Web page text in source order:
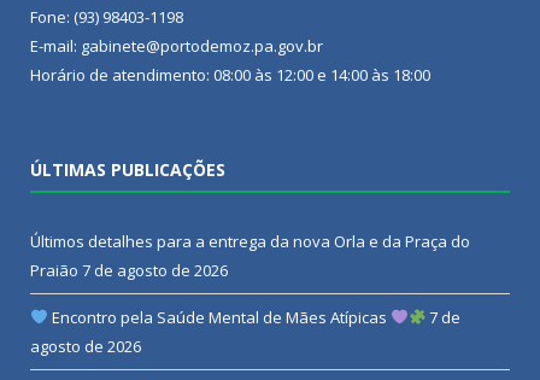
Fone: (93) 98403-1198
E-mail: gabinete@portodemoz.pa.gov.br
Horário de atendimento: 08:00 às 12:00 e 14:00 às 18:00
ÚLTIMAS PUBLICAÇÕES
Últimos detalhes para a entrega da nova Orla e da Praça do
Praião 7 de agosto de 2026
Encontro pela Saúde Mental de Mães Atípicas
7 de
agosto de 2026